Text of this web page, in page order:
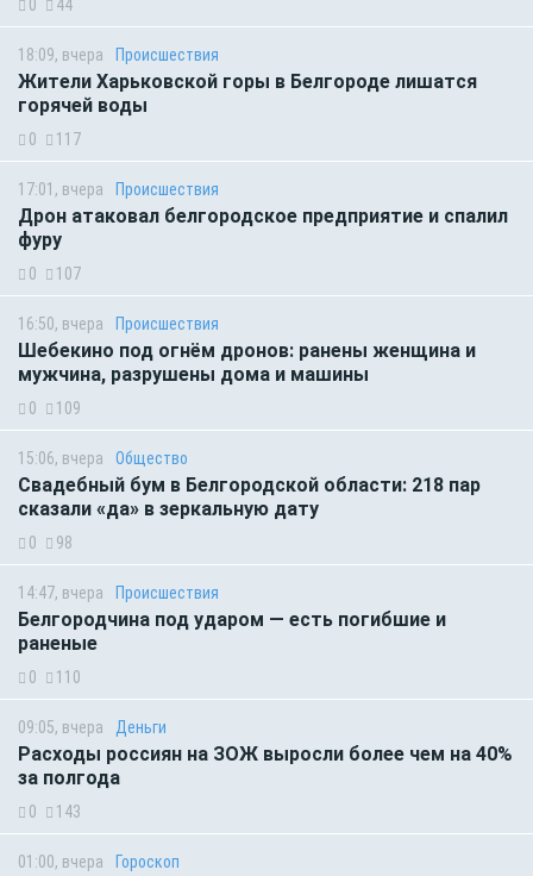
0 44
18:09, вчера Происшествия
Жители Харьковской горы в Белгороде лишатся
горячей воды
0 117
17:01, вчера Происшествия
Дрон атаковал белгородское предприятие и спалил
фуру
0 107
16:50, вчера Происшествия
Шебекино под огнём дронов: ранены женщина и
мужчина, разрушены дома и машины
0 109
15:06, вчера Общество
Свадебный бум в Белгородской области: 218 пар
сказали «да» в зеркальную дату
0 98
14:47, вчера Происшествия
Белгородчина под ударом — есть погибшие и
раненые
0 110
09:05, вчера Деньги
Расходы россиян на ЗОЖ выросли более чем на 40%
за полгода
0 143
01:00, вчера Гороскоп